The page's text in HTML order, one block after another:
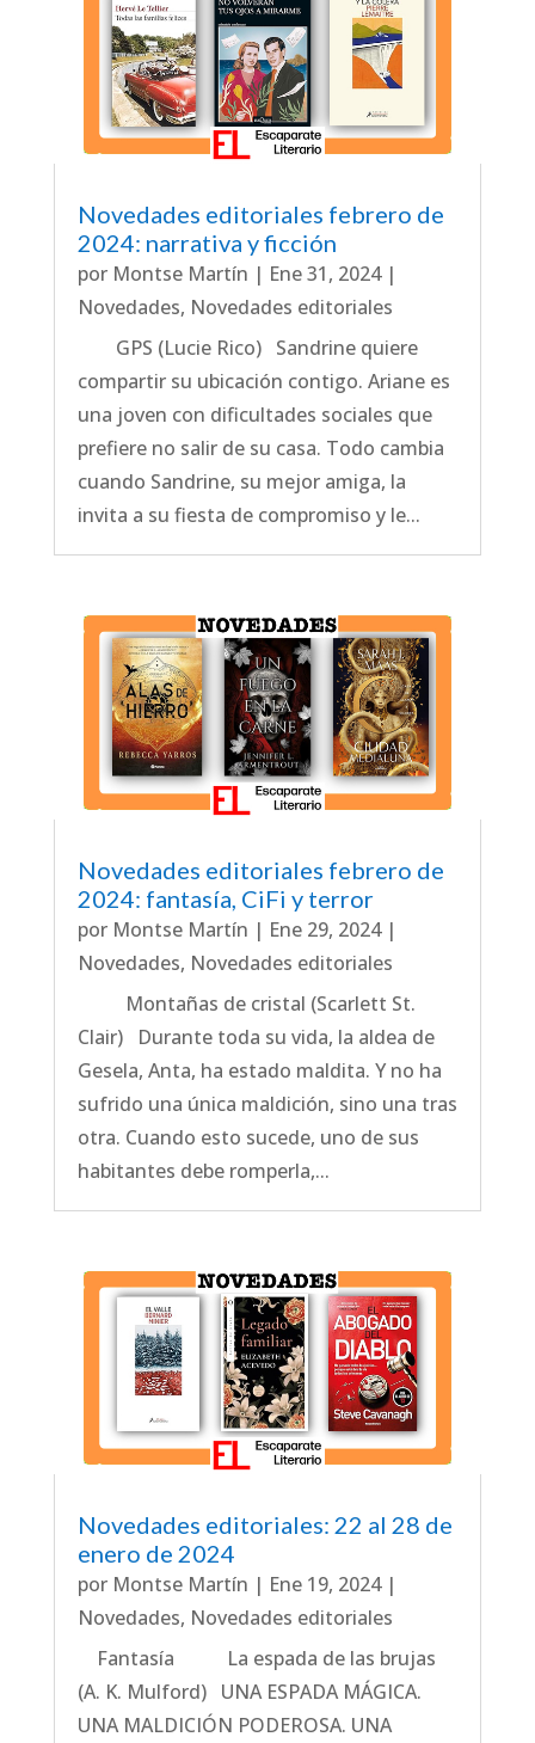
Novedades editoriales febrero de
2024: narrativa y ficción
por Montse Martín | Ene 31, 2024|
Novedades, Novedades editoriales
GPS (Lucie Rico) Sandrine quiere
compartir su ubicación contigo. Ariane es
una joven con dificultades sociales que
prefiere no salir de su casa. Todo cambia
cuando Sandrine, su mejor amiga, la
invita a su fiesta de compromiso y le...
Novedades editoriales febrero de
2024: fantasía, CiFi y terror
por Montse Martín | Ene 29, 2024|
Novedades, Novedades editoriales
Montañas de cristal (Scarlett St.
Clair) Durante toda su vida, la aldea de
Gesela, Anta, ha estado maldita. Y no ha
sufrido una única maldición, sino una tras
otra. Cuando esto sucede, uno de sus
habitantes debe romperla,...
Novedades editoriales: 22 al 28 de
enero de 2024
por Montse Martín | Ene 19, 2024|
Novedades, Novedades editoriales
Fantasía La espada de las brujas
(A. K. Mulford) UNA ESPADA MÁGICA.
UNA MALDICIÓN PODEROSA. UNA